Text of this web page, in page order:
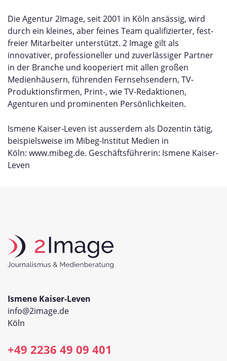
Die Agentur 2Image, seit 2001 in Köln ansässig, wird
durch ein kleines, aber feines Team qualifizierter, fest-
freier Mitarbeiter unterstützt. 2 Image gilt als
innovativer, professioneller und zuverlässiger Partner
in der Branche und kooperiert mit allen großen
Medienhäusern, führenden Fernsehsendern, TV-
Produktionsfirmen, Print-, wie TV-Redaktionen,
Agenturen und prominenten Persönlichkeiten.
Ismene Kaiser-Leven ist ausserdem als Dozentin tätig,
beispielsweise im Mibeg-Institut Medien in
Köln: www.mibeg.de. Geschäftsführerin: Ismene Kaiser-
Leven
Ismene Kaiser-Leven
info@2image.de
Köln
+49 2236 49 09 401